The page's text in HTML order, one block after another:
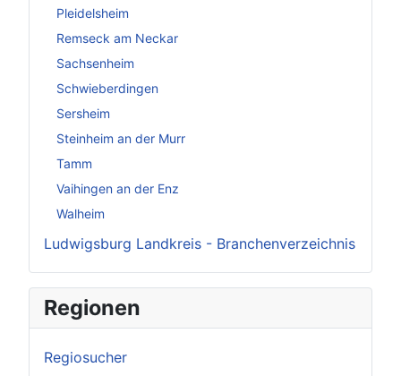
Pleidelsheim
Remseck am Neckar
Sachsenheim
Schwieberdingen
Sersheim
Steinheim an der Murr
Tamm
Vaihingen an der Enz
Walheim
Ludwigsburg Landkreis - Branchenverzeichnis
Regionen
Regiosucher